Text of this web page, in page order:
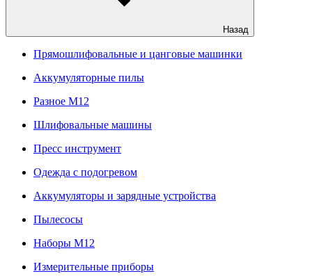
Назад
Прямошлифовальные и цанговые машинки
Аккумуляторные пилы
Разное M12
Шлифовальные машины
Пресс инструмент
Одежда с подогревом
Аккумуляторы и зарядные устройства
Пылесосы
Наборы М12
Измерительные приборы